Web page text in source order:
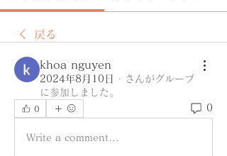
戻る
khoa nguyen
2024年8月10日 ·
さんがグループ
に参加しました。
0 0
Write a comment...